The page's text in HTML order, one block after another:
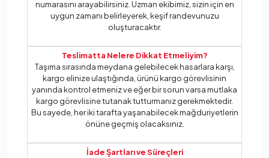
numarasını arayabilirsiniz. Uzman ekibimiz, sizin için en
uygun zamanı belirleyerek, keşif randevunuzu
oluşturacaktır.
Teslimatta Nelere Dikkat Etmeliyim?
Taşıma sırasında meydana gelebilecek hasarlara karşı,
kargo elinize ulaştığında, ürünü kargo görevlisinin
yanında kontrol etmeniz ve eğer bir sorun varsa mutlaka
kargo görevlisine tutanak tutturmanız gerekmektedir.
Bu sayede, her iki tarafta yaşanabilecek mağduriyetlerin
önüne geçmiş olacaksınız.
İade Şartları ve Süreçleri